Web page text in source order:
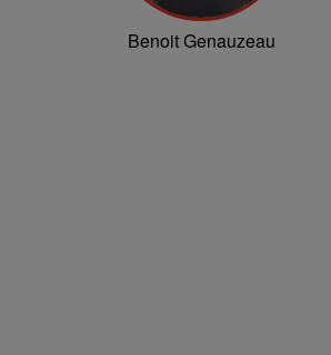
Benoit Genauzeau